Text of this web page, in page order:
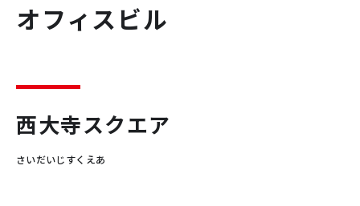
オフィスビル
西大寺スクエア
さいだいじすくえあ